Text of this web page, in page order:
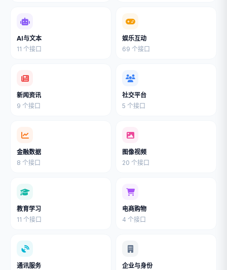
AI与文本
11 个接口
娱乐互动
69 个接口
新闻资讯
9 个接口
社交平台
5 个接口
金融数据
8 个接口
图像视频
20 个接口
教育学习
11 个接口
电商购物
4 个接口
通讯服务
企业与身份